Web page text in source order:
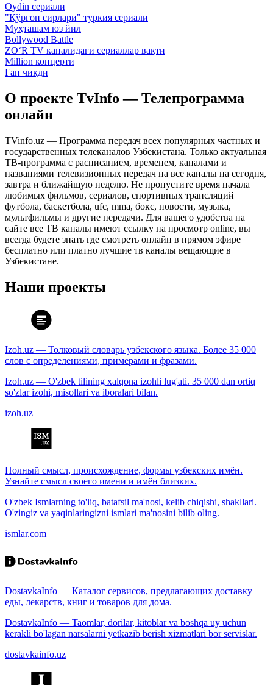
Oydin сериали
"Қўрғон сирлари" туркия сериали
Муҳташам юз йил
Bollywood Battle
ZO‘R TV каналидаги сериаллар вақти
Million концерти
Гап чиқди
О проекте TvInfo — Телепрограмма
онлайн
TVinfo.uz — Программа передач всех популярных частных и
государственных телеканалов Узбекистана. Только актуальная
ТВ-программа с расписанием, временем, каналами и
названиями телевизионных передач на все каналы на сегодня,
завтра и ближайшую неделю. Не пропустите время начала
любимых фильмов, сериалов, спортивных трансляций
футбола, баскетбола, ufc, mma, бокс, новости, музыка,
мультфильмы и другие передачи. Для вашего удобства на
сайте все ТВ каналы имеют ссылку на просмотр online, вы
всегда будете знать где смотреть онлайн в прямом эфире
бесплатно или платно лучшие тв каналы вещающие в
Узбекистане.
Наши проекты
Izoh.uz — Толковый словарь узбекского языка. Более 35 000
слов с определениями, примерами и фразами.
Izoh.uz — O'zbek tilining xalqona izohli lug'ati. 35 000 dan ortiq
so'zlar izohi, misollari va iboralari bilan.
izoh.uz
Полный смысл, происхождение, формы узбекских имён.
Узнайте смысл своего имени и имён близких.
O'zbek Ismlarning to'liq, batafsil ma'nosi, kelib chiqishi, shakllari.
O'zingiz va yaqinlaringizni ismlari ma'nosini bilib oling.
ismlar.com
DostavkaInfo — Каталог сервисов, предлагающих доставку
еды, лекарств, книг и товаров для дома.
DostavkaInfo — Taomlar, dorilar, kitoblar va boshqa uy uchun
kerakli bo'lagan narsalarni yetkazib berish xizmatlari bor servislar.
dostavkainfo.uz